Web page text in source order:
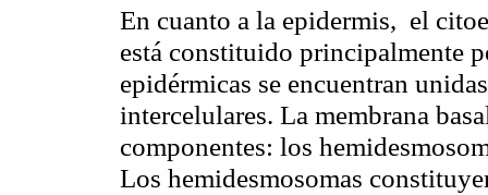
En cuanto a la epidermis, el
está constituido principalmente
epidérmicas se encuentran
intercelulares. La membrana
componentes: los
Los hemidesmosomas